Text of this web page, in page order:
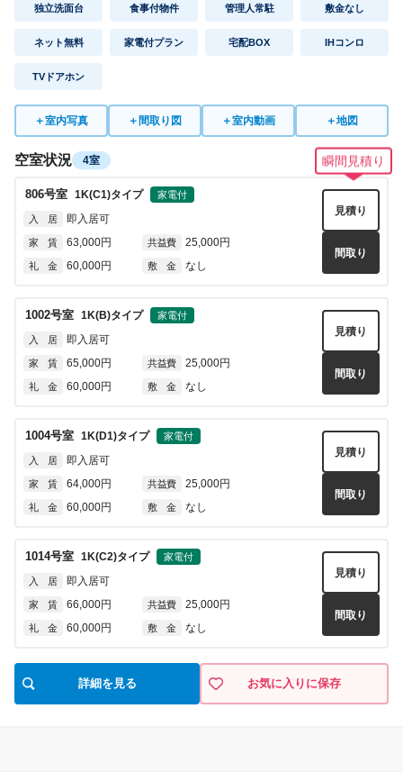
独立洗面台 食事付物件 管理人常駐 敷金なし
ネット無料 家電付プラン 宅配BOX IHコンロ
TVドアホン
＋室内写真 ＋ 間取り図 ＋室内動画 ＋地図
空室状況 4室 瞬間見積り
806号室 1K(C1)タイプ 家電付
入 居 即入居可
家 賃 63,000円 共益費 25,000円
礼 金 60,000円 敷 金 なし
見積り
間取り
1002号室 1K(B)タイプ 家電付
入 居 即入居可
家 賃 65,000円 共益費 25,000円
礼 金 60,000円 敷 金 なし
見積り
間取り
1004号室 1K(D1)タイプ 家電付
入 居 即入居可
家 賃 64,000円 共益費 25,000円
礼 金 60,000円 敷 金 なし
見積り
間取り
1014号室 1K(C2)タイプ 家電付
入 居 即入居可
家 賃 66,000円 共益費 25,000円
礼 金 60,000円 敷 金 なし
見積り
間取り
詳細を見る お気に入りに保存